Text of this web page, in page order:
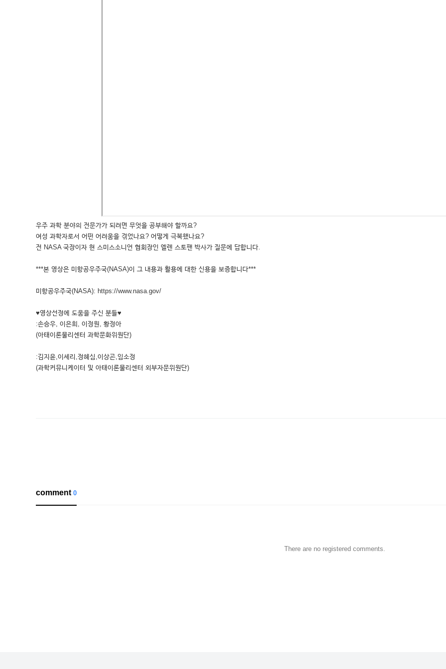
우주 과학 분야의 전문가가 되려면 무엇을 공부해야 할까요?
여성 과학자로서 어떤 어려움을 겪었나요? 어떻게 극복했나요?
전 NASA 국장이자 현 스미스소니언 협회장인 엘렌 스토팬 박사가 질문에 답합니다.
***본 영상은 미항공우주국(NASA)이 그 내용과 활용에 대한 신용을 보증합니다***
미항공우주국(NASA): https://www.nasa.gov/
♥영상선정에 도움을 주신 분들♥
:손승우, 이은희, 이정원, 황정아
(아태이론물리센터 과학문화위원단)
:김지윤,이세리,정혜심,이상곤,임소정
(과학커뮤니케이터 및 아태이론물리센터 외부자문위원단)
comment0
There are no registered comments.